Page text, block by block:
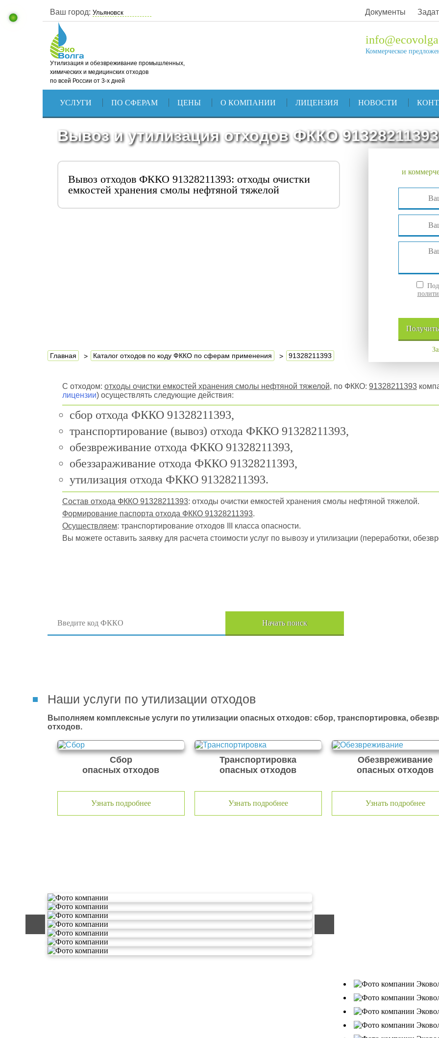
Ваш город: Документы
Утилизация и обезвреживание промышленных,
химических и медицинских отходов
по всей России от 3-х дней
Коммерческое
УСЛУГИ ПО СФЕРАМ ЦЕНЫ О КОМПАНИИ ЛИЦЕНЗИЯ НОВОСТИ
Вывоз и утилизация отходов ФККО 91328211393
Вывоз отходов ФККО 91328211393: отходы очистки
емкостей хранения смолы нефтяной тяжелой
и
Получить
Главная Каталог отходов по коду ФККО по сферам применения 91328211393
С отходом: отходы очистки емкостей хранения смолы нефтяной тяжелой, по ФККО: 91328211393
лицензии) осуществлять следующие действия:
сбор отхода ФККО 91328211393,
транспортирование (вывоз) отхода ФККО 91328211393,
обезвреживание отхода ФККО 91328211393,
обеззараживание отхода ФККО 91328211393,
утилизация отхода ФККО 91328211393.
Состав отхода ФККО 91328211393: отходы очистки емкостей хранения смолы нефтяной тяжелой.
Формирование паспорта отхода ФККО 91328211393.
Осуществляем: транспортирование отходов III класса опасности.
Вы можете оставить заявку для расчета стоимости услуг по вывозу и утилизации (переработки,
Начать поиск
Наши услуги по утилизации отходов
Выполняем комплексные услуги по утилизации опасных отходов: сбор, транспортировка,
отходов.
Сбор
опасных отходов
Узнать подробнее
Транспортировка
опасных отходов
Узнать подробнее
Обезвреживание
опасных отходов
Узнать подробнее